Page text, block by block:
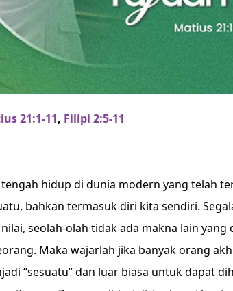
21:1-11, Filipi 2:5-11
tengah hidup di dunia modern yang telah
bahkan termasuk diri kita sendiri.
seolah-olah tidak ada makna lain
Maka wajarlah jika banyak orang
“sesuatu” dan luar biasa untuk dapat